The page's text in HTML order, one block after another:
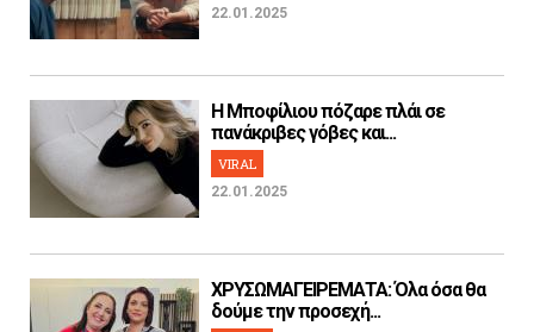
22.01.2025
H Μποφίλιου πόζαρε πλάι σε
πανάκριβες γόβες και...
VIRAL
22.01.2025
ΧΡΥΣΩΜΑΓΕΙΡΕΜΑΤΑ: Όλα όσα θα
δούμε την προσεχή...